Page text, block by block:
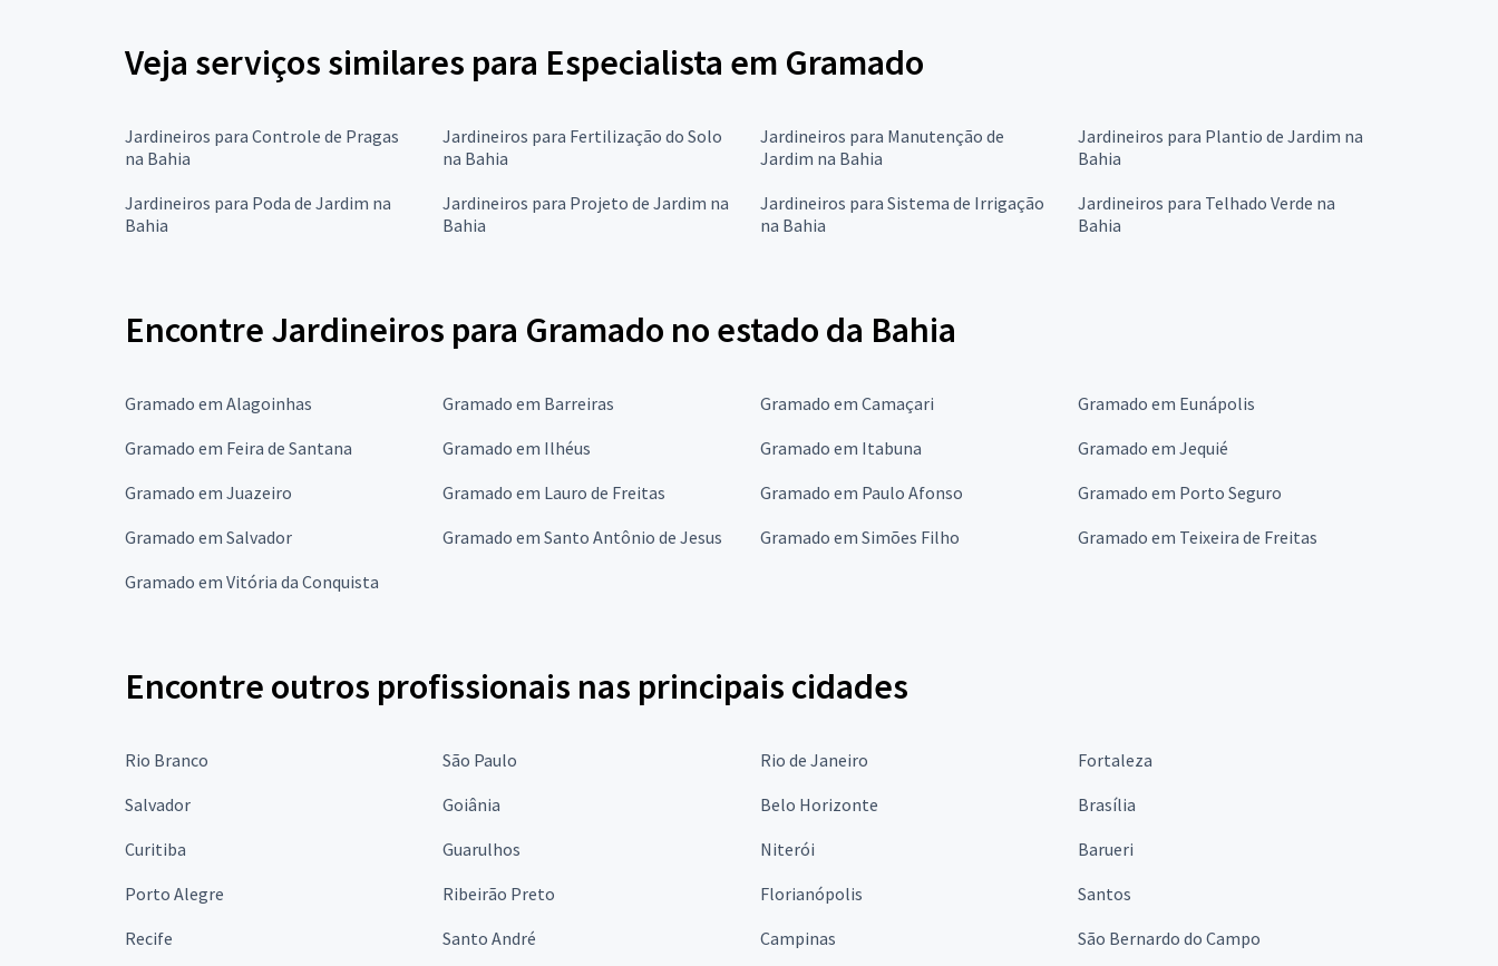
Veja serviços similares para Especialista em Gramado
Jardineiros para Controle de Pragas
na Bahia
Jardineiros para Fertilização do Solo
na Bahia
Jardineiros para Manutenção de
Jardim na Bahia
Jardineiros para Plantio de Jardim na
Bahia
Jardineiros para Poda de Jardim na
Bahia
Jardineiros para Projeto de Jardim na
Bahia
Jardineiros para Sistema de Irrigação
na Bahia
Jardineiros para Telhado Verde na
Bahia
Encontre Jardineiros para Gramado no estado da Bahia
Gramado em Alagoinhas Gramado em Barreiras Gramado em Camaçari
Gramado em Eunápolis
Gramado em Feira de Santana
Gramado em Ilhéus Gramado em Itabuna
Gramado em Jequié
Gramado em Juazeiro
Gramado em Lauro de Freitas Gramado em Paulo Afonso
Gramado em Porto Seguro
Gramado em Salvador
Gramado em Santo Antônio de Jesus Gramado em Simões Filho
Gramado em Teixeira de Freitas
Gramado em Vitória da Conquista
Encontre outros profissionais nas principais cidades
Rio Branco São Paulo Rio de Janeiro
Fortaleza
Salvador
Goiânia Belo Horizonte
Brasília
Curitiba
Guarulhos Niterói
Barueri
Porto Alegre
Ribeirão Preto Florianópolis
Santos
Recife
Santo André Campinas São Bernardo do Campo